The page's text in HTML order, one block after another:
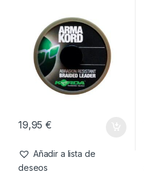
19,95€
Añadir a lista de
deseos